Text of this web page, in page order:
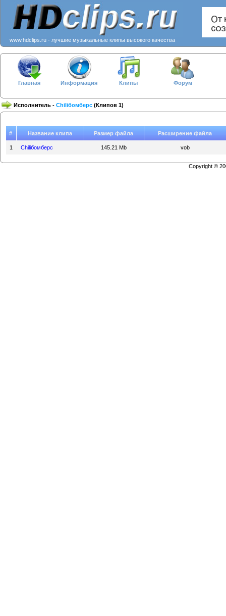
www.hdclips.ru - лучшие музыкальные клипы высокого качества
Главная Информация Клипы Форум
Исполнитель - Chiliбомберс (Клипов 1)
# Название клипа Размер файла Расширение файла
1 Chiliбомберс 145.21 Mb vob
Copyright ©